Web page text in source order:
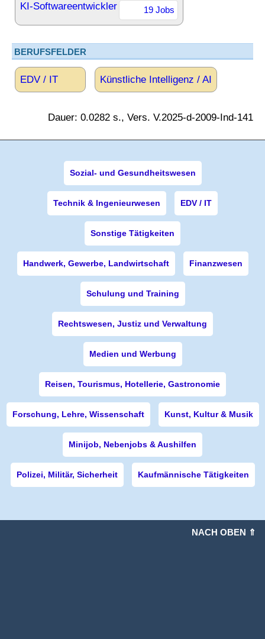
KI-Softwareentwickler 19 Jobs
BERUFSFELDER
EDV / IT Künstliche Intelligenz / AI
Dauer: 0.0282 s., Vers. V.2025-d-2009-Ind-141
Sozial- und Gesundheitswesen
Technik & Ingenieurwesen EDV / IT
Sonstige Tätigkeiten
Handwerk, Gewerbe, Landwirtschaft Finanzwesen
Schulung und Training
Rechtswesen, Justiz und Verwaltung
Medien und Werbung
Reisen, Tourismus, Hotellerie, Gastronomie
Forschung, Lehre, Wissenschaft Kunst, Kultur & Musik
Minijob, Nebenjobs & Aushilfen
Polizei, Militär, Sicherheit Kaufmännische Tätigkeiten
NACH OBEN ⇑